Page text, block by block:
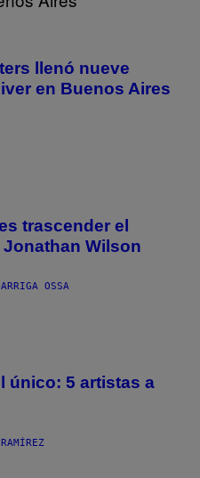
llenó nueve
en Buenos Aires
trascender el
Wilson
OSSA
único: 5 artistas a